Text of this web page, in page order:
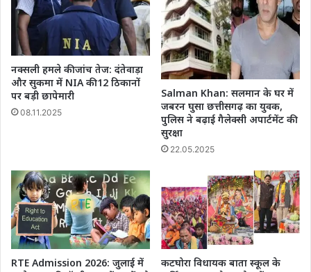
नक्सली हमले की जांच तेज: दंतेवाड़ा
और सुकमा में NIA की 12 ठिकानों
पर बड़ी छापेमारी
08.11.2025
Salman Khan: सलमान के घर में
जबरन घुसा छत्तीसगढ़ का युवक,
पुलिस ने बढ़ाई गैलेक्सी अपार्टमेंट की
सुरक्षा
22.05.2025
RTE Admission 2026: जुलाई में
कटघोरा विधायक बाता स्कूल के